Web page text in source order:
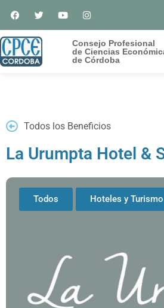
Consejo Profesional
de Ciencias
de Córdoba
Todos los Beneficios
La Urumpta Hotel &
Todos Hoteles y Turismo